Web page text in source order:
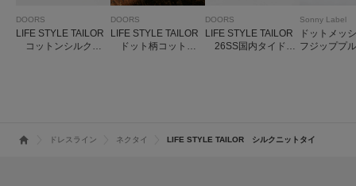
DOORS
LIFE STYLE TAILOR
コットンシルクド
DOORS
LIFE STYLE TAILOR
ドット柄コットン
DOORS
LIFE STYLE TAILOR
26SS国内タイドッ
Sonny Label
ドットメッ
フジッププ
ドレスライン ネクタイ LIFE STYLE TAILOR シルクニットタイ